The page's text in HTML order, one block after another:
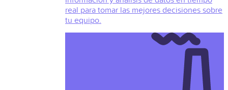
real para tomar las mejores decisiones sobre
tu equipo.